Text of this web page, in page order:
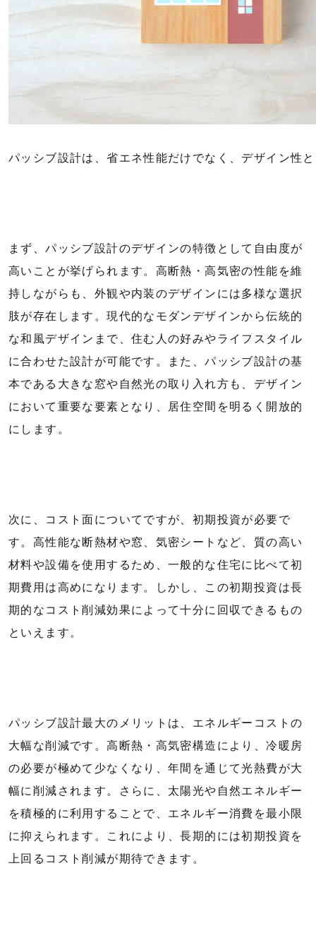
パッシブ設計は、省エネ性能だけでなく、デザイン性
まず、パッシブ設計のデザインの特徴として自由度が
高いことが挙げられます。高断熱・高気密の性能を維
持しながらも、外観や内装のデザインには多様な選択
肢が存在します。現代的なモダンデザインから伝統的
な和風デザインまで、住む人の好みやライフスタイル
に合わせた設計が可能です。また、パッシブ設計の基
本である大きな窓や自然光の取り入れ方も、デザイン
において重要な要素となり、居住空間を明るく開放的
にします。
次に、コスト面についてですが、初期投資が必要で
す。高性能な断熱材や窓、気密シートなど、質の高い
材料や設備を使用するため、一般的な住宅に比べて初
期費用は高めになります。しかし、この初期投資は長
期的なコスト削減効果によって十分に回収できるもの
といえます。
パッシブ設計最大のメリットは、エネルギーコストの
大幅な削減です。高断熱・高気密構造により、冷暖房
の必要が極めて少なくなり、年間を通じて光熱費が大
幅に削減されます。さらに、太陽光や自然エネルギー
を積極的に利用することで、エネルギー消費を最小限
に抑えられます。これにより、長期的には初期投資を
上回るコスト削減が期待できます。